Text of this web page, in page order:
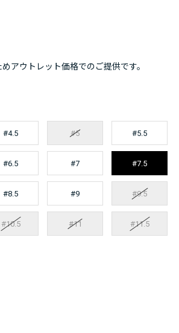
アウトレット価格でのご提供です。
#4.5 #5 #5.5
#6.5 #7 #7.5
#8.5 #9 #9.5
#10.5 #11 #11.5